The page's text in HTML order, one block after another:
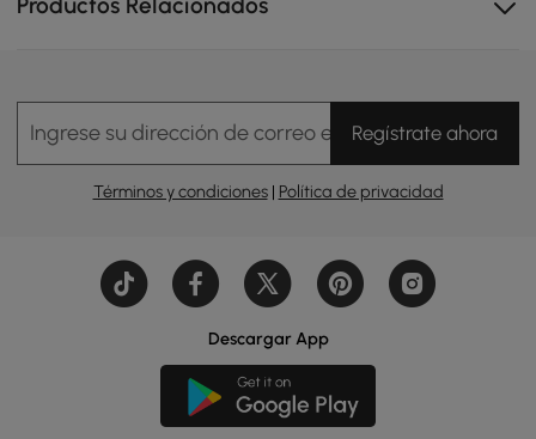
Productos Relacionados
Ingrese su dirección de correo electrónicoRegístrate ahora
Términos y condiciones| Política de privacidad
Descargar App